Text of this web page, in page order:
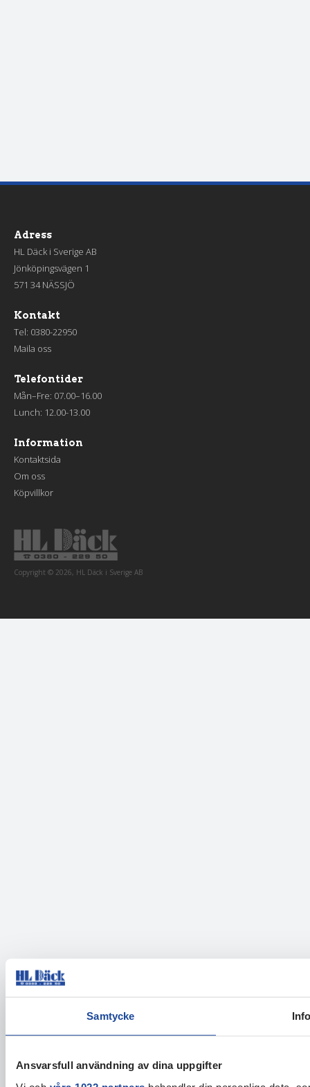
Samtycke
Ansvarsfull användning av dina uppgifter
Adress
HL Däck i Sverige AB
Jönköpingsvägen 1
571 34 NÄSSJÖ
Kontakt
Tel: 0380-22950
Maila oss
Telefontider
Mån–Fre: 07.00–16.00
Lunch: 12.00-13.00
Information
Kontaktsida
Om oss
Köpvillkor
Copyright © 2026, HL Däck i Sverige AB